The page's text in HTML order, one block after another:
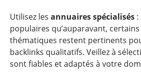
Utilisez les annuaires spécialisés
populaires qu’auparavant,
thématiques restent pertinents
backlinks qualitatifs. Veillez à
sont fiables et adaptés à votre